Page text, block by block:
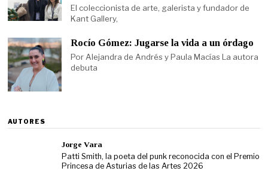
El coleccionista de arte, galerista y fundador de
Kant Gallery,
Rocío Gómez: Jugarse la vida a un órdago
Por Alejandra de Andrés y Paula Macías La autora
debuta
AUTORES
Jorge Vara
Patti Smith, la poeta del punk reconocida con el Premio
Princesa de Asturias de las Artes 2026